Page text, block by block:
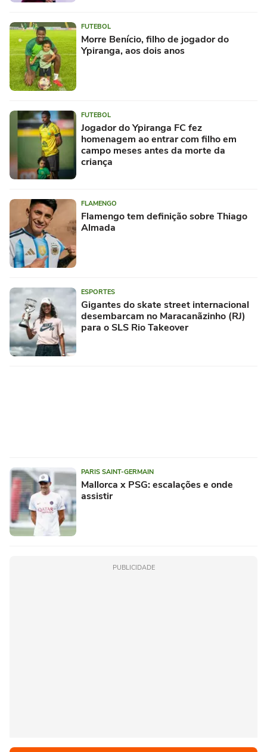
FUTEBOL
Morre Benício, filho de jogador do
Ypiranga, aos dois anos
FUTEBOL
Jogador do Ypiranga FC fez
homenagem ao entrar com filho em
campo meses antes da morte da
criança
FLAMENGO
Flamengo tem definição sobre Thiago
Almada
ESPORTES
Gigantes do skate street internacional
desembarcam no Maracanãzinho (RJ)
para o SLS Rio Takeover
PARIS SAINT-GERMAIN
Mallorca x PSG: escalações e onde
assistir
PUBLICIDADE